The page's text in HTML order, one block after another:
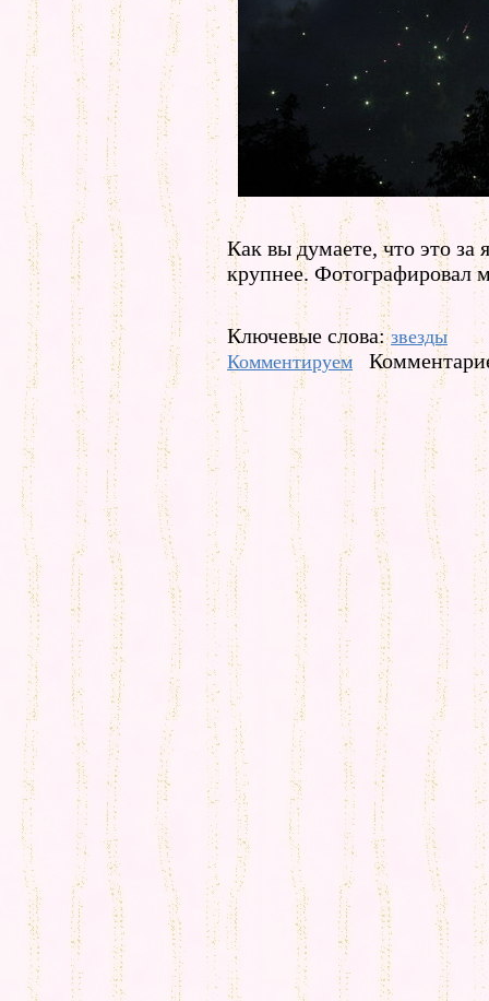
Как вы думаете, что это за
крупнее. Фотографировал
Ключевые слова:звезды
Комментируем